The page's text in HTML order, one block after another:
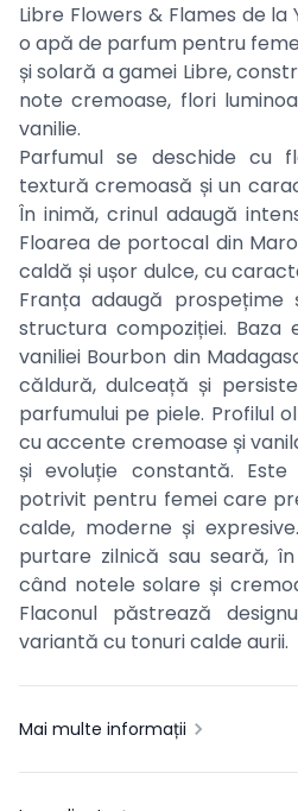
Libre Flowers & Flames de la
o apă de parfum pentru
și solară a gamei Libre,
note cremoase, flori
vanilie.
Parfumul se deschide cu
textură cremoasă și un
În inimă, crinul adaugă
Floarea de portocal din
caldă și ușor dulce, cu
Franța adaugă prospețime
structura compoziției.
vaniliei Bourbon din
căldură, dulceață și
parfumului pe piele. Profilul
cu accente cremoase și
și evoluție constantă.
potrivit pentru femei care
calde, moderne și
purtare zilnică sau seară,
când notele solare și
Flaconul păstrează
variantă cu tonuri calde aurii.
Mai multe informații